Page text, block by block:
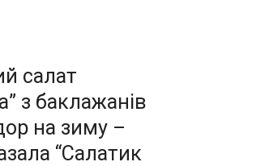
салат
з баклажанів
на зиму –
“Салатик